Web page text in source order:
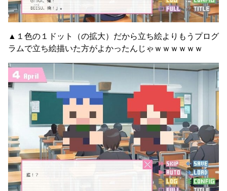
▲１色の１ドット（の拡大）だから立ち絵よりもうプログ
ラムで立ち絵描いた方がよかったんじゃｗｗｗｗｗｗ